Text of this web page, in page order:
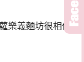
樂義麵坊很相似